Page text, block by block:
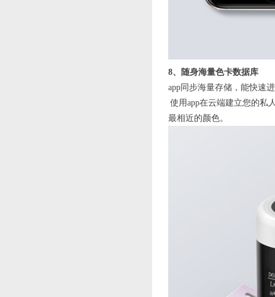
8、随身海量色卡数据库
app同步海量存储，能快速
 使用app在云端建立您
最相近的颜色。